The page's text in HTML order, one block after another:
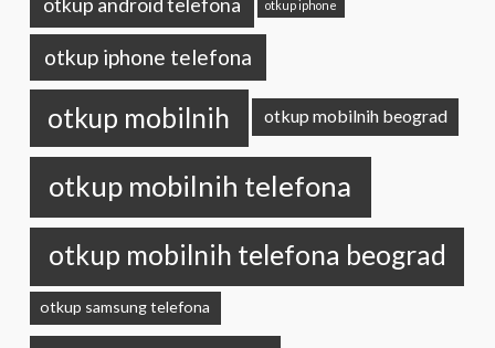
otkup android telefona otkup iphone
otkup iphone telefona
otkup mobilnih otkup mobilnih beograd
otkup mobilnih telefona
otkup mobilnih telefona beograd
otkup samsung telefona